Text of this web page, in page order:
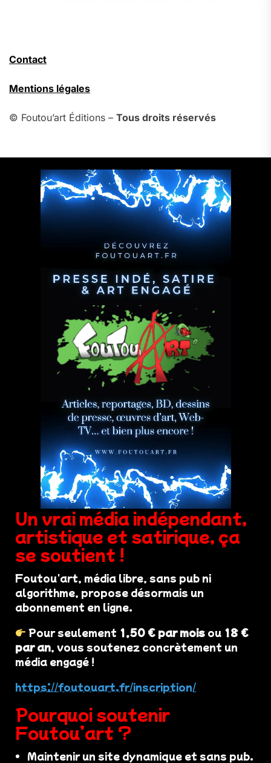
Contact
Mentions légales
© Foutou’art Éditions – Tous droits réservés
Un vrai média indépendant,
artistique et satirique, ça
se soutient !
Foutou'art, média libre, sans pub ni
algorithme, propose désormais un
abonnement en ligne.
Pour seulement 1,50 € par mois ou 18 €
par an, vous soutenez concrètement un
média engagé !
https://foutouart.fr/inscription/
Pourquoi soutenir
Foutou’art ?
Maintenir un site dynamique et sans pub.